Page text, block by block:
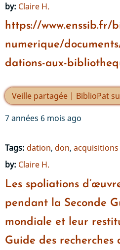
by: Claire H.
https://www.enssib.fr/
numerique/
dations-aux-
Veille partagée | BiblioPat
7 années 6 mois ago
Tags: dation, don, acquisitions
by: Claire H.
Les spoliations
pendant la Seconde
mondiale et leur
Guide des recherches